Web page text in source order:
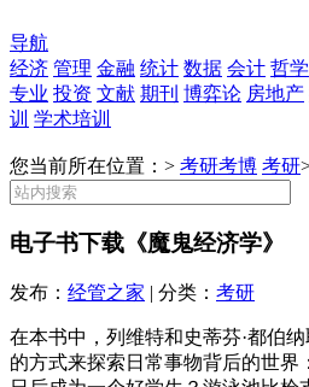
导航
经济 管理 金融 统计 数据 会计 哲学
专业 投资 文献 期刊 博弈论 房地产
训 学术培训
您当前所在位置：> 考研考博 考研
电子书下载《魔鬼经济学》
发布： 经管之家 | 分类： 考研
在本书中，列维特和史蒂芬·都伯
的方式来探索日常事物背后的世界